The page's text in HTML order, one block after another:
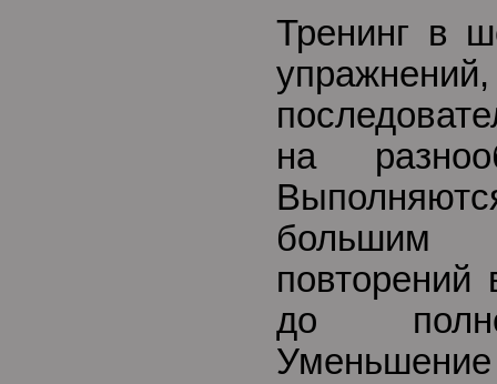
Тренинг в
на
до
Уменьшение